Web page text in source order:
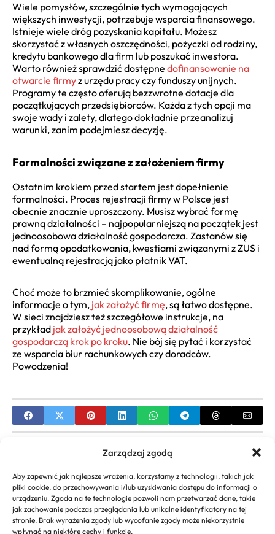
Zarządzaj zgodą
Aby zapewnić jak najlepsze wrażenia, korzystamy z technologii, takich jak
pliki cookie, do przechowywania i/lub uzyskiwania dostępu do informacji o
urządzeniu. Zgoda na te technologie pozwoli nam przetwarzać dane, takie
jak zachowanie podczas przeglądania lub unikalne identyfikatory na tej
stronie. Brak wyrażenia zgody lub wycofanie zgody może niekorzystnie
wpłynąć na niektóre cechy i funkcje.
Wiele pomysłów, szczególnie tych wymagających
większych inwestycji, potrzebuje wsparcia finansowego.
Istnieje wiele dróg pozyskania kapitału. Możesz
skorzystać z własnych oszczędności, pożyczki od rodziny,
kredytu bankowego dla firm lub poszukać inwestora.
Warto również sprawdzić dostępne dofinansowanie na
otwarcie firmyz urzędu pracy czy funduszy unijnych.
Programy te często oferują bezzwrotne dotacje dla
początkujących przedsiębiorców. Każda z tych opcji ma
swoje wady i zalety, dlatego dokładnie przeanalizuj
warunki, zanim podejmiesz decyzję.
Formalności związane z założeniem firmy
Ostatnim krokiem przed startem jest dopełnienie
formalności. Proces rejestracji firmy w Polsce jest
obecnie znacznie uproszczony. Musisz wybrać formę
prawną działalności – najpopularniejszą na początek jest
jednoosobowa działalność gospodarcza. Zastanów się
nad formą opodatkowania, kwestiami związanymi z ZUS i
ewentualną rejestracją jako płatnik VAT.
Choć może to brzmieć skomplikowanie, ogólne
informacje o tym, jak założyć firmę, są łatwo dostępne.
W sieci znajdziesz też szczegółowe instrukcje, na
przykład jak założyć jednoosobową działalność
gospodarczą krok po kroku. Nie bój się pytać i korzystać
ze wsparcia biur rachunkowych czy doradców.
Powodzenia!
Realne zarobki właściciela firmy transportowej –
od czego zależą?
NEXT
Jak założyć firmę jako nieletni – poradnik prawny i